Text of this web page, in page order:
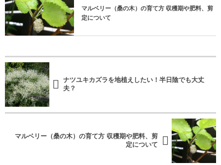
マルベリー（桑の木）の育て方 収穫期や肥料、剪
定について
ナツユキカズラを地植えしたい！半日陰でも大丈
夫？
マルベリー（桑の木）の育て方 収穫期や肥料、剪
定について